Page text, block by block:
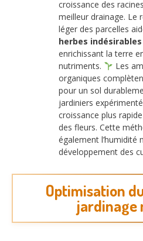
croissance des
meilleur drainage. Le
léger des parcelles
herbes indésirables
enrichissant la terre
nutriments.
Les
organiques
pour un sol
jardiniers
croissance plus
des fleurs. Cette
également l’humidité
développement des
Optimisation
jardinage